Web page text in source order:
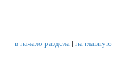
в начало раздела| на главную